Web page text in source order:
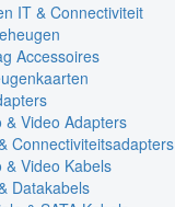
IT & Connectiviteit
Accessoires
& Video Adapters
Connectiviteitsadapters
& Video Kabels
Datakabels